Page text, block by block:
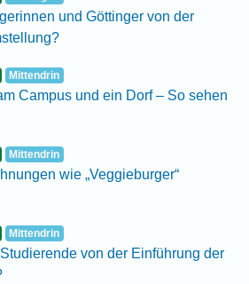
und Göttinger von der
Mittendrin
Campus und ein Dorf – So sehen
Mittendrin
wie „Veggieburger“
Mittendrin
von der Einführung der